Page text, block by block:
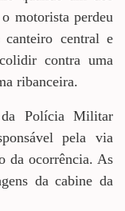
motorista perdeu
central e
contra uma
ribanceira.
Polícia Militar
pela via
da ocorrência. As
da cabine da